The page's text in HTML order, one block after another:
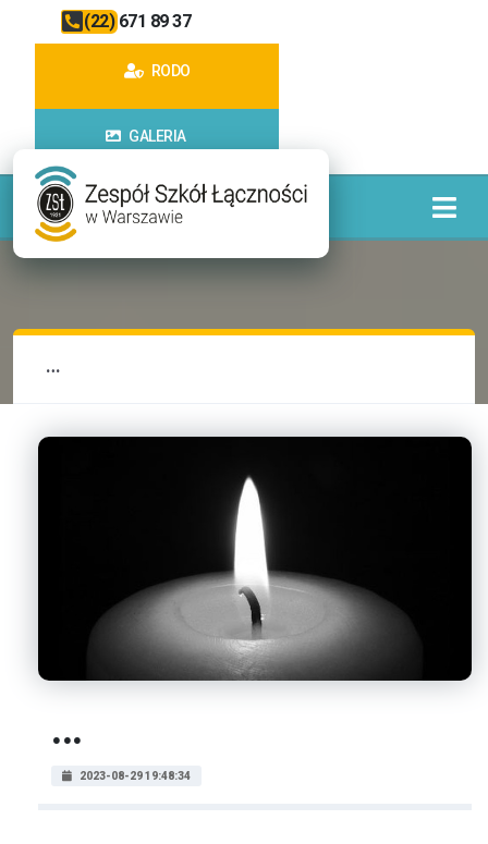
(22) 671 89 37
RODO
GALERIA
…
...
2023-08-29 19:48:34